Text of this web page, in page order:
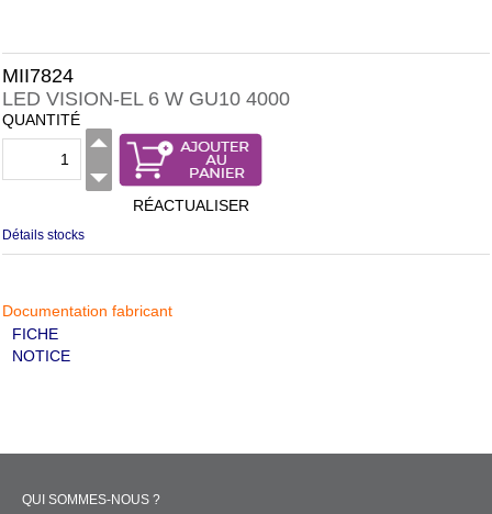
MII7824
LED VISION-EL 6 W GU10 4000
QUANTITÉ
RÉACTUALISER
Détails stocks
Documentation fabricant
FICHE
NOTICE
QUI SOMMES-NOUS ?